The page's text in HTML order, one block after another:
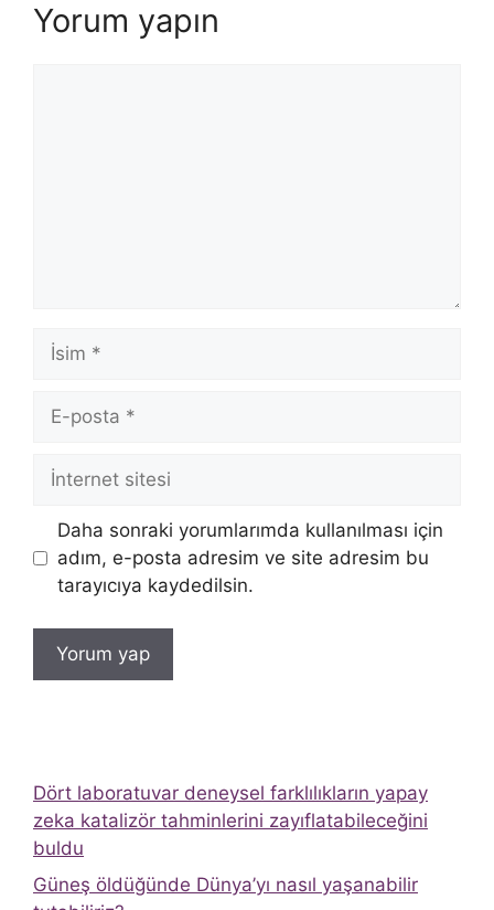
Yorum yapın
İsim
posta
İnternet
Daha sonraki yorumlarımda kullanılması için
adım, e-posta adresim ve site adresim bu
tarayıcıya kaydedilsin.
Dört laboratuvar deneysel farklılıkların yapay
zeka katalizör tahminlerini zayıflatabileceğini
buldu
Güneş öldüğünde Dünya’yı nasıl yaşanabilir